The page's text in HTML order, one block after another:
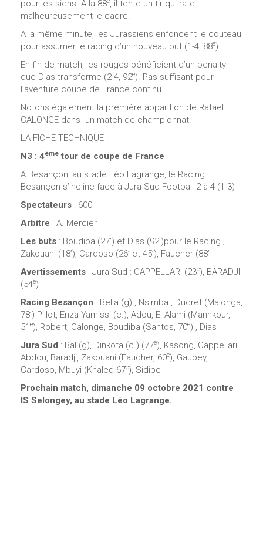
pour les siens. A la 88 , il tente un tir qui rate
malheureusement le cadre.
A la même minute, les Jurassiens enfoncent le couteau
pour assumer le racing d’un nouveau but (1-4, 88e).
En fin de match, les rouges bénéficient d’un penalty
que Dias transforme (2-4, 92e). Pas suffisant pour
l’aventure coupe de France continu.
Notons également la première apparition de Rafael
CALONGE dans un match de championnat.
LA FICHE TECHNIQUE :
N3 : 4ème tour de coupe de France
A Besançon, au stade Léo Lagrange, le Racing
Besançon s’incline face à Jura Sud Football 2 à 4 (1-3)
Spectateurs : 600
Arbitre : A. Mercier
Les buts : Boudiba (27’) et Dias (92’)pour le Racing ;
Zakouani (18’), Cardoso (26’ et 45’), Faucher (88’
Avertissements : Jura Sud : CAPPELLARI (23e), BARADJI
(54e)
Racing Besançon : Belia (g) , Nsimba , Ducret (Malonga,
78’) Pillot, Enza Yamissi (c.), Adou, El Alami (Mannkour,
51 e), Robert, Calonge, Boudiba (Santos, 70e) , Dias
Jura Sud : Bal (g), Dinkota (c.) (77e), Kasong, Cappellari,
Abdou, Baradji, Zakouani (Faucher, 60e), Gaubey,
Cardoso, Mbuyi (Khaled 67e), Sidibe
Prochain match, dimanche 09 octobre 2021 contre
IS Selongey, au stade Léo Lagrange.